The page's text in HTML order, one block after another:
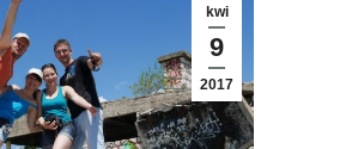
kwi
9
2017